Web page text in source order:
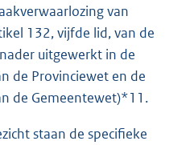
van
132, vijfde lid, van de
uitgewerkt in de
de Provinciewet en de
de Gemeentewet)*11.
staan de specifieke